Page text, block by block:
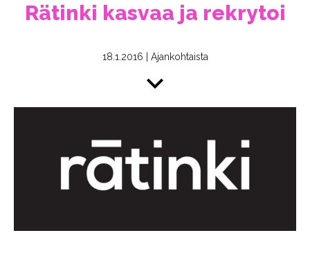
Rätinki kasvaa ja rekrytoi
18.1.2016 Ajankohtaista